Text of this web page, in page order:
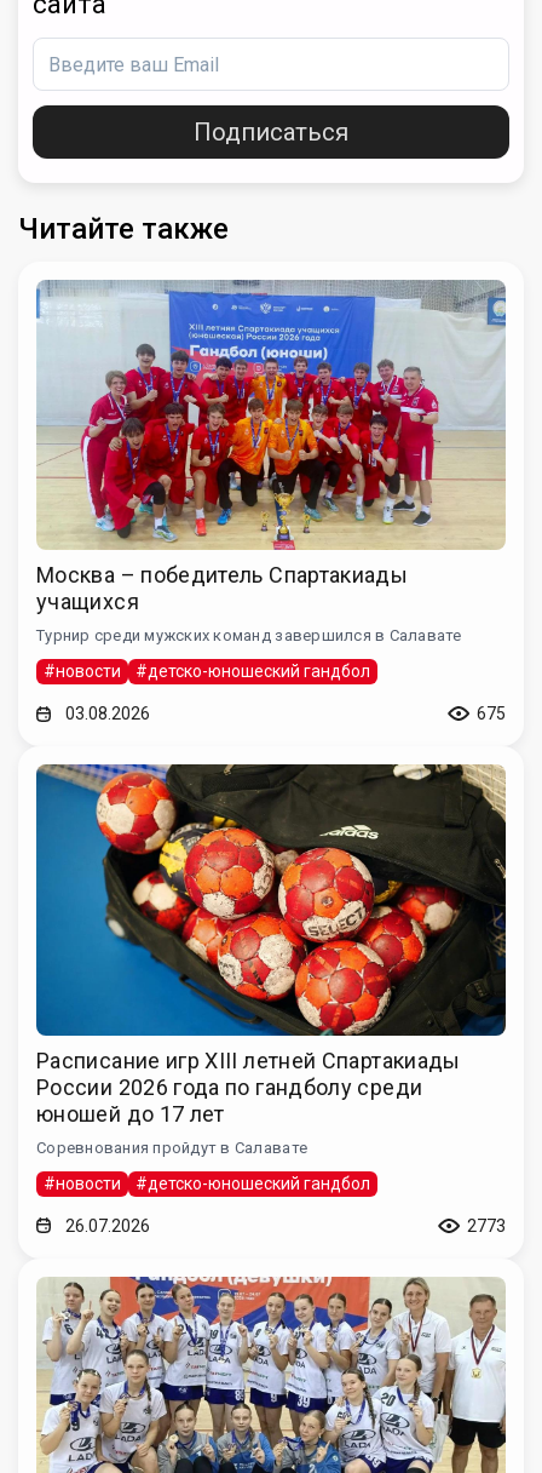
Подписаться
Читайте также
Москва – победитель Спартакиады
учащихся
Турнир среди мужских команд завершился в Салавате
#новости #детско-юношеский гандбол
03.08.2026 675
Расписание игр XIII летней Спартакиады
России 2026 года по гандболу среди
юношей до 17 лет
Соревнования пройдут в Салавате
#новости #детско-юношеский гандбол
26.07.2026 2773